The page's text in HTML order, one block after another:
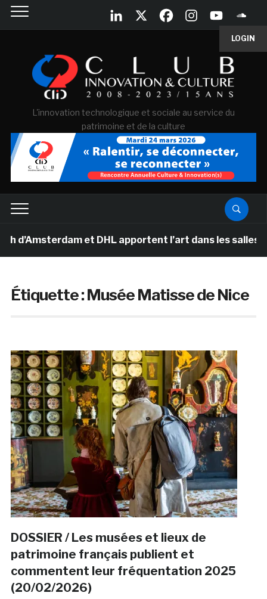
LOGIN
L'innovation technologique et sociale au service du
patrimoine et de la culture
et DHL apportent l’art dans les salles de
Étiquette :Musée Matisse de Nice
DOSSIER / Les musées et lieux de
patrimoine français publient et
commentent leur fréquentation 2025
(20/02/2026)